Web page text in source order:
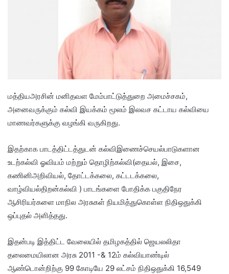
மத்தியஅரசின் மனிதவள மேம்பாட்டுத்துறை அமைச்சகம்,
அனைவருக்கும் கல்வி இயக்கம் மூலம் இலவச கட்டாய கல்வியை
மாணவர்களுக்கு வழங்கி வருகிறது.
இதற்காக பாடத்திட்டத்துடன் கல்விஇணைச்செயல்பாடுகளான
உடற்கல்வி ஓவியம் மற்றும் தொழிற்கல்வி(தையல், இசை,
கணினிஅறிவியல், தோட்டக்கலை, கட்டடக்கலை,
வாழ்வியல்திறன்கல்வி ) பாடங்களை போதிக்க பகுதிநேர
ஆசிரியர்களை மாநில அரசுகள் நியமித்துகொள்ள நிதிஒதுக்கி
ஒப்புதல் அளித்தது.
இதன்படி இத்திட்ட வேலையில் தமிழகத்தில் ஜெயலலிதா
தலைமையிலான அரசு 2011 -& 12ம் கல்வியாண்டில்
ஆண்டொன்றிற்கு 99 கோடியே 29 லட்சம் நிதிஒதுக்கி 16,549